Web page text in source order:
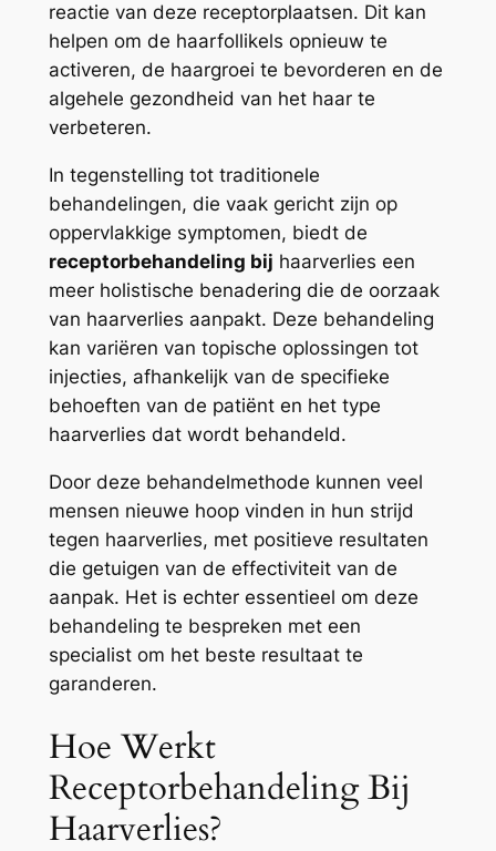
reactie van deze receptorplaatsen. Dit kan
helpen om de haarfollikels opnieuw te
activeren, de haargroei te bevorderen en de
algehele gezondheid van het haar te
verbeteren.
In tegenstelling tot traditionele
behandelingen, die vaak gericht zijn op
oppervlakkige symptomen, biedt de
receptorbehandeling bij haarverlies een
meer holistische benadering die de oorzaak
van haarverlies aanpakt. Deze behandeling
kan variëren van topische oplossingen tot
injecties, afhankelijk van de specifieke
behoeften van de patiënt en het type
haarverlies dat wordt behandeld.
Door deze behandelmethode kunnen veel
mensen nieuwe hoop vinden in hun strijd
tegen haarverlies, met positieve resultaten
die getuigen van de effectiviteit van de
aanpak. Het is echter essentieel om deze
behandeling te bespreken met een
specialist om het beste resultaat te
garanderen.
Hoe Werkt
Receptorbehandeling Bij
Haarverlies?